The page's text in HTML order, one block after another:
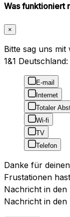
Was funktioniert
×
Bitte sag uns
1&1 Deutschland:
E-mail
Internet
Totaler
Wi-fi
TV
Telefon
Danke für
Frustationen
Nachricht in den
Nachricht in den